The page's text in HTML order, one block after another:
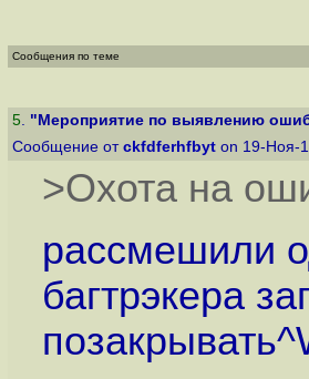
Сообщения по теме
5. "Мероприятие по выявлению
Сообщение от ckfdferhfbyt on 19-Ноя-
>Охота на
рассмешили
багтрэкера